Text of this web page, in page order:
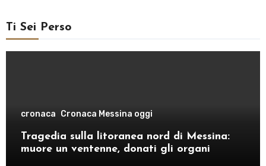
Ti Sei Perso
cronaca Cronaca Messina oggi
Tragedia sulla litoranea nord di Messina:
muore un ventenne, donati gli organi